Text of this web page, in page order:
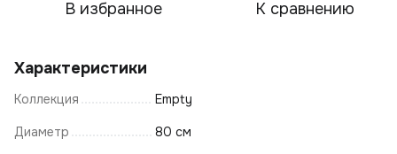
В избранное К сравнению
Характеристики
Коллекция Empty
Диаметр 80 см